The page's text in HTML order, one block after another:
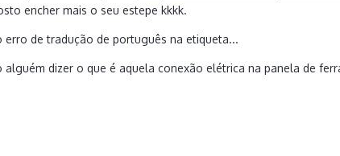
encher mais o seu estepe kkkk.
erro de tradução de português na etiqueta...
alguém dizer o que é aquela conexão elétrica na panela de